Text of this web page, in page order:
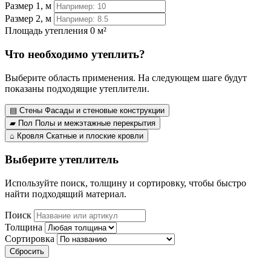
Размер 1, м
Размер 2, м
Площадь утепления 0 м²
Что необходимо утеплить?
Выберите область применения. На следующем шаге будут
показаны подходящие утеплители.
▤ Стены Фасады и стеновые конструкции
▰ Пол Полы и межэтажные перекрытия
⌂ Кровля Скатные и плоские кровли
Выберите утеплитель
Используйте поиск, толщину и сортировку, чтобы быстро
найти подходящий материал.
Поиск
Толщина
Сортировка
Сбросить